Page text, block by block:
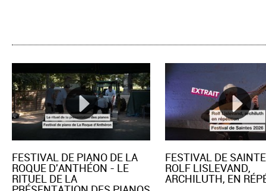
FESTIVAL DE PIANO DE LA
ROQUE D'ANTHÉON - LE
RITUEL DE LA
FESTIVAL DE
ROLF LISLEVAND,
ARCHILUTH, EN